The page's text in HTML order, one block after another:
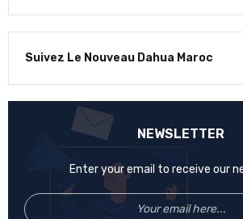
Suivez Le Nouveau Dahua Maroc
NEWSLETTER
Enter your email to receive our